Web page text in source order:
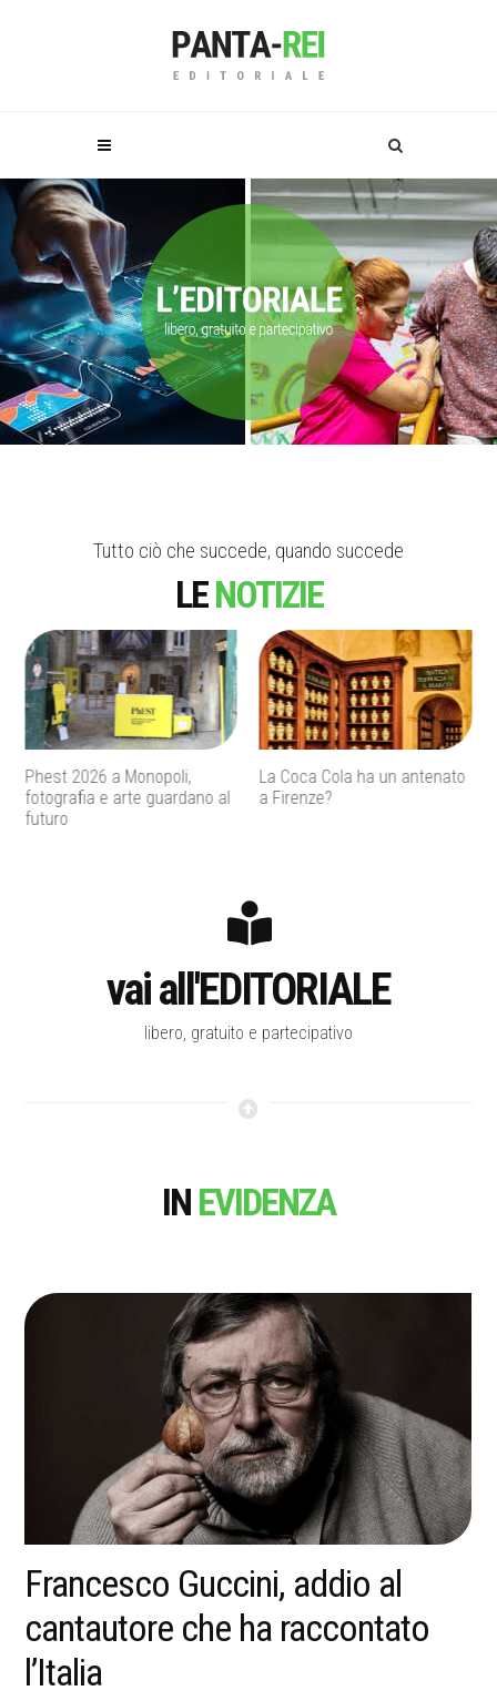
Tutto ciò che succede, quando succede
LENOTIZIE
La Coca Cola ha un antenato
a Firenze?
Agenti IA e sicurezza, quando
l’autonomia diventa un
vai all'EDITORIALE
libero, gratuito e partecipativo
IN EVIDENZA
La memoria della strage di
Bologna resta una ferita aperta
nella storia italiana